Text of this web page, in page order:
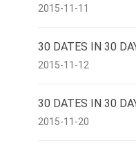
2015-11-11
30 DATES IN 30
2015-11-12
30 DATES IN 30
2015-11-20